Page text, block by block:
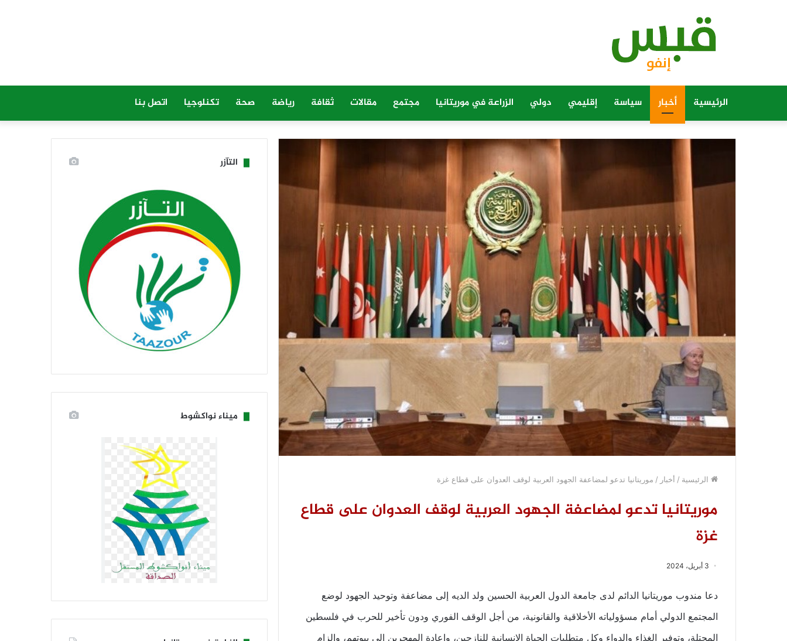
الرئيسية أخبار سياسة إقليمي دولي الزراعة في موريتانيا مجتمع مقالات ثقافة رياضة صحة تكنلوجيا اتصل بنا
الرئيسية / أخبار / موريتانيا تدعو لمضاعفة الجهود العربية لوقف العدوان على قطاع غزة
موريتانيا تدعو لمضاعفة الجهود العربية لوقف العدوان على قطاع
غزة
3 أبريل، 2024
دعا مندوب موريتانيا الدائم لدى جامعة الدول العربية الحسين ولد الديه إلى مضاعفة وتوحيد الجهود لوضع
المجتمع الدولي أمام مسؤولياته الأخلاقية والقانونية، من أجل الوقف الفوري ودون تأخير للحرب في فلسطين
المحتلة، وتوفير الغذاء والدواء وكل متطلبات الحياة الإنسانية للنازحين، وإعادة المهجرين إلى بيوتهم، وإلزام
التآزر
ميناء نواكشوط